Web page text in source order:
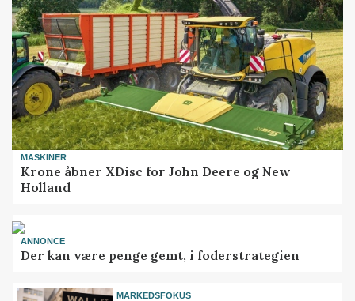
MASKINER
Krone åbner XDisc for John Deere og New
Holland
ANNONCE
Der kan være penge gemt, i foderstrategien
MARKEDSFOKUS